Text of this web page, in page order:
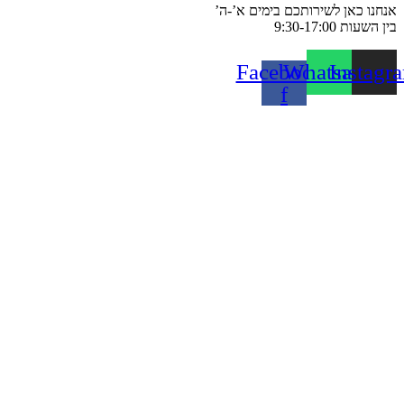
אנחנו כאן לשירותכם בימים א’-ה’
בין השעות 9:30-17:00
Whatsapp
Facebook-
f